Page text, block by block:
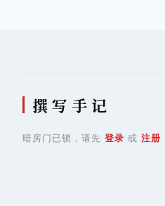
撰 写 手 记
暗房门已锁，请先 登录 或 注册